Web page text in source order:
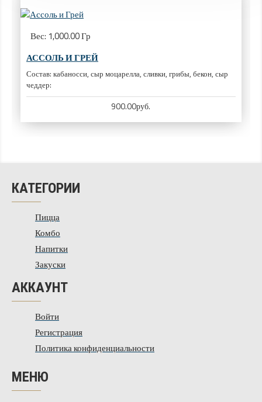
Вес: 1,000.00 Гр
АССОЛЬ И ГРЕЙ
Состав: кабаносси, сыр моцарелла, сливки, грибы, бекон, сыр
чеддер:
900.00руб.
КАТЕГОРИИ
Пицца
Комбо
Напитки
Закуски
АККАУНТ
Войти
Регистрация
Политика конфиденциальности
МЕНЮ